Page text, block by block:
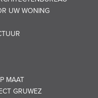
UW WONING
MAAT
GRUWEZ